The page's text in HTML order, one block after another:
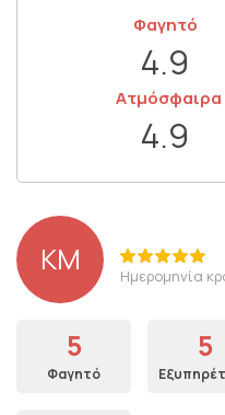
Φαγητό
4.9
Ατμόσφαιρα
4.9
KM Ημερομηνία
5
Φαγητό
5